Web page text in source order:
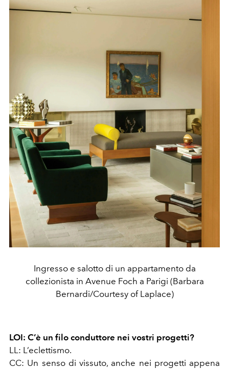
Ingresso e salotto di un appartamento da
collezionista in Avenue Foch a Parigi (Barbara
Bernardi/Courtesy of Laplace)
LOI: C’è un filo conduttore nei vostri progetti?
LL: L’eclettismo.
CC: Un senso di vissuto, anche nei progetti appena